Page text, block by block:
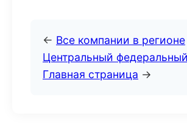
← Все компании в регионе
Центральный
Главная страница →